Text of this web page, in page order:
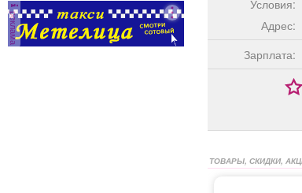
реклама
Условия:
Адрес:
Зарплата:
ТОВАРЫ, СКИДКИ,